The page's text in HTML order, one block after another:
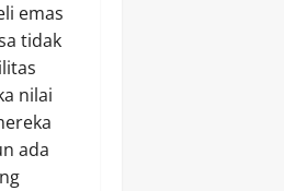
emas
tidak
nilai
ada